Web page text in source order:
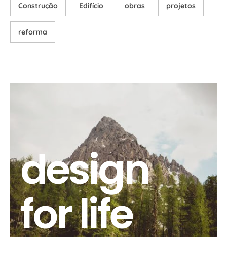
Construção Edifício obras projetos
reforma
design
for life